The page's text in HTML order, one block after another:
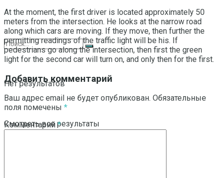
Нет результатов
Смотреть все результаты
At the moment, the first driver is located approximately 50
meters from the intersection. He looks at the narrow road
along which cars are moving. If they move, then further the
permitting readings of the traffic light will be his. If
pedestrians go along the intersection, then first the green
light for the second car will turn on, and only then for the first.
Добавить комментарий
Ваш адрес email не будет опубликован. Обязательные
поля помечены *
Комментарий*